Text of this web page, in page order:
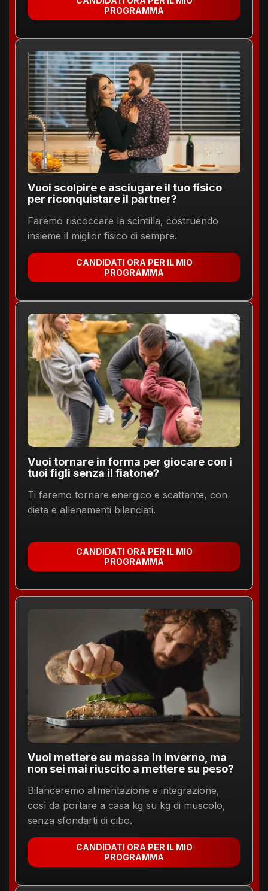
PROGRAMMA
Vuoi scolpire e asciugare il tuo fisico
per riconquistare il partner?
Faremo riscoccare la scintilla, costruendo
insieme il miglior fisico di sempre.
CANDIDATI ORA PER IL MIO
PROGRAMMA
Vuoi tornare in forma per giocare con i
tuoi figli senza il fiatone?
Ti faremo tornare energico e scattante, con
dieta e allenamenti bilanciati.
CANDIDATI ORA PER IL MIO
PROGRAMMA
Vuoi mettere su massa in inverno, ma
non sei mai riuscito a mettere su peso?
Bilanceremo alimentazione e integrazione,
così da portare a casa kg su kg di muscolo,
senza sfondarti di cibo.
CANDIDATI ORA PER IL MIO
PROGRAMMA